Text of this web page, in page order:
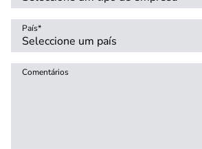
País*
Comentários